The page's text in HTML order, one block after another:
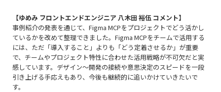
【ゆめみ フロントエンドエンジニア 八木田 裕伍 コメント】
事例紹介の発表を通じて、Figma MCPをプロジェクトでどう活かし
ているかを改めて整理できました。Figma MCPをチームで活用する
には、ただ「導入すること」よりも「どう定着させるか」が重要
で、チームやプロジェクト特性に合わせた活用戦略が不可欠だと実
感しています。デザイン〜開発の接続や意思決定のスピードを一段
引き上げる手応えもあり、今後も継続的に追いかけていきたいで
す。